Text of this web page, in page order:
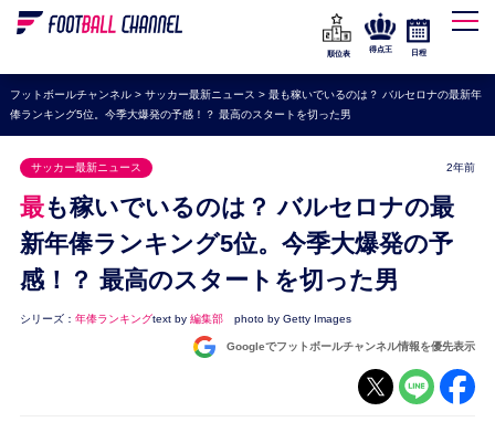
WEリーグ
海外サッカー
プレミアリーグ
ラ・リーガ
セリエA
ブンデスリーガ
UEFA
ナショナルチーム
順位表
得点王 日程
フットボールチャンネル> サッカー最新ニュース > 最も稼いでいるのは？ バルセロナの最新年
俸ランキング5位。今季大爆発の予感！？ 最高のスタートを切った男
サッカー最新ニュース 2年前
最も稼いでいるのは？ バルセロナの最
新年俸ランキング5位。今季大爆発の予
感！？ 最高のスタートを切った男
シリーズ： 年俸ランキングtext by 編集部 photo by Getty Images
Googleでフットボールチャンネル情報を優先表示